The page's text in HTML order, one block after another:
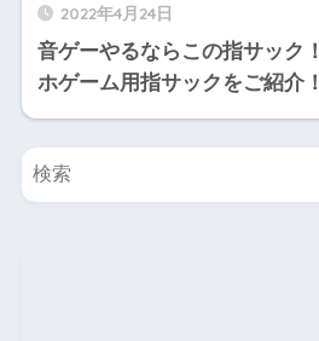
2022年4月24日
音ゲーやるならこの指サック
ホゲーム用指サックをご紹介